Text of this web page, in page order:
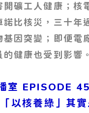
開礦工人健康；核
諾比核災，三十年
基因突變；即便電
的健康也受到影響。
室 EPISODE
以核養綠」其